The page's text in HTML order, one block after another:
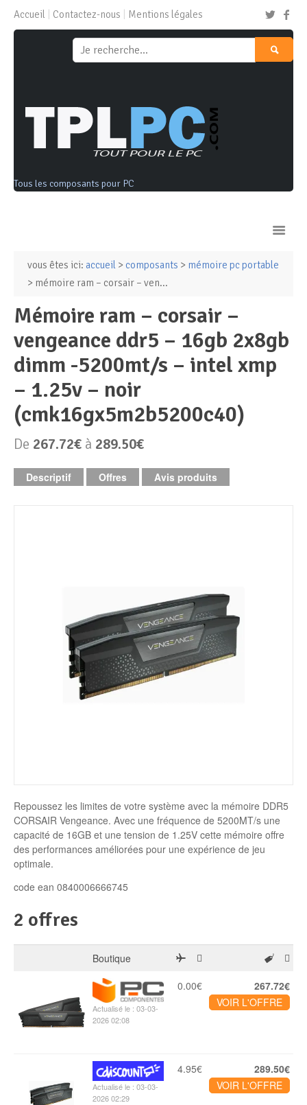
Accueil Contactez-nous Mentions légales
Tous les composants pour PC
Ordinateurs & Tablettes
PC de bureau
Mini PC
PC Tout-en-un
PC en kit
Boitier PC
Carte graphique
Carte mère
Disque SSD
Périphériques & Réseaux
Clavier & Souris
Ecran PC
Imprimante
vous êtes ici: accueil > composants > mémoire pc portable
> mémoire ram – corsair – ven...
mémoire ram – corsair –
vengeance ddr5 – 16gb 2x8gb
dimm -5200mt/s – intel xmp
– 1.25v – noir
(cmk16gx5m2b5200c40)
De 267.72€ à 289.50€
Descriptif Offres Avis produits
Repoussez les limites de votre système avec la mémoire DDR5
CORSAIR Vengeance. Avec une fréquence de 5200MT/s une
capacité de 16GB et une tension de 1.25V cette mémoire offre
des performances améliorées pour une expérience de jeu
optimale.
code ean 0840006666745
2 offres
Boutique
Actualisé le : 03-03-
2026 02:08
0.00€
267.72€
VOIR L'OFFRE
Actualisé le : 03-03-
2026 02:29
4.95€
289.50€
VOIR L'OFFRE